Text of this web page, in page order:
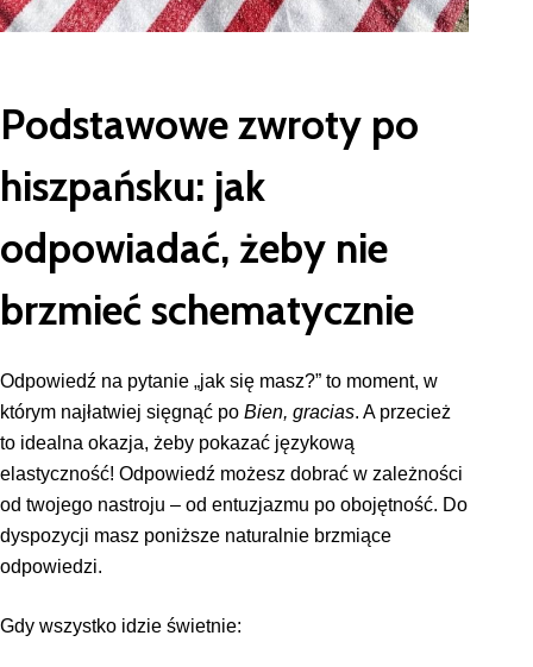
Podstawowe zwroty po
hiszpańsku: jak
odpowiadać, żeby nie
brzmieć schematycznie
Odpowiedź na pytanie „jak się masz?” to moment, w
którym najłatwiej sięgnąć po Bien, gracias. A przecież
to idealna okazja, żeby pokazać językową
elastyczność! Odpowiedź możesz dobrać w zależności
od twojego nastroju – od entu­zjazmu po obojętność. Do
dyspozycji masz poniższe naturalnie brzmiące
odpowiedzi.
Gdy wszystko idzie świetnie: